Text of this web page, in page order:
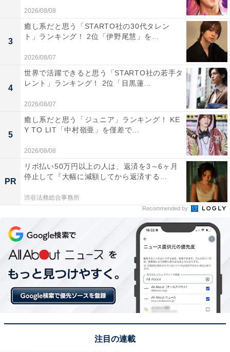
軟で的確に対応できる「危機管理パーソン」の養成を目
的としている学部。国⺠の⽣命を守り、世界平和の実現
に向けた人材の養成を目指しています。
「時代の流れの中で危機管理専門の人材を育てるという
感性に興味があるから（30代・東京都）」「あまり聞い
たことがない学部で、どんなことを学ぶのか気になるた
め（30代・岐阜県）」「危機管理は中々学ぶ機会がなさ
そうなので（40代・神奈川県）」などのコメントが見ら
れました。
第1位：芸術学部（97票）
2026/08/08
3
癒し系だと思う「STARTO社の30代タレン
ト」ランキング！ 2位「伊野尾慧」を...
2026/08/07
4
世界で活躍できると思う「STARTO社の若手タ
レント」ランキング！ 2位「目黒蓮...
2026/08/07
5
癒し系だと思う「ジュニア」ランキング！ KE
Y TO LIT「中村嶺亜」を僅差で...
2026/08/08
PR
リボ払い50万円以上の人は、返済を3～6ヶ月
停止して『大幅に減額してから返済する...
渋谷法務総合事務所
Recommended by
注目の連載